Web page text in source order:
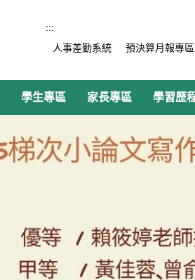
:::
人事差勤系統
預決算月報專區
學生專區 家長專區 學習歷